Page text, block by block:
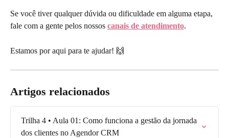
Se você tiver qualquer dúvida ou dificuldade em alguma etapa,
fale com a gente pelos nossos canais de atendimento.
Estamos por aqui para te ajudar! 🙌
Artigos relacionados
Trilha 4 • Aula 01: Como funciona a gestão da jornada
dos clientes no Agendor CRM